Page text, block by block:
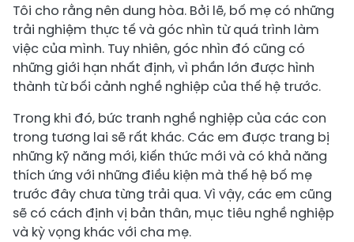
Tôi cho rằng nên dung hòa. Bởi lẽ, bố mẹ có những
trải nghiệm thực tế và góc nhìn từ quá trình làm
việc của mình. Tuy nhiên, góc nhìn đó cũng có
những giới hạn nhất định, vì phần lớn được hình
thành từ bối cảnh nghề nghiệp của thế hệ trước.
Trong khi đó, bức tranh nghề nghiệp của các con
trong tương lai sẽ rất khác. Các em được trang bị
những kỹ năng mới, kiến thức mới và có khả năng
thích ứng với những điều kiện mà thế hệ bố mẹ
trước đây chưa từng trải qua. Vì vậy, các em cũng
sẽ có cách định vị bản thân, mục tiêu nghề nghiệp
và kỳ vọng khác với cha mẹ.